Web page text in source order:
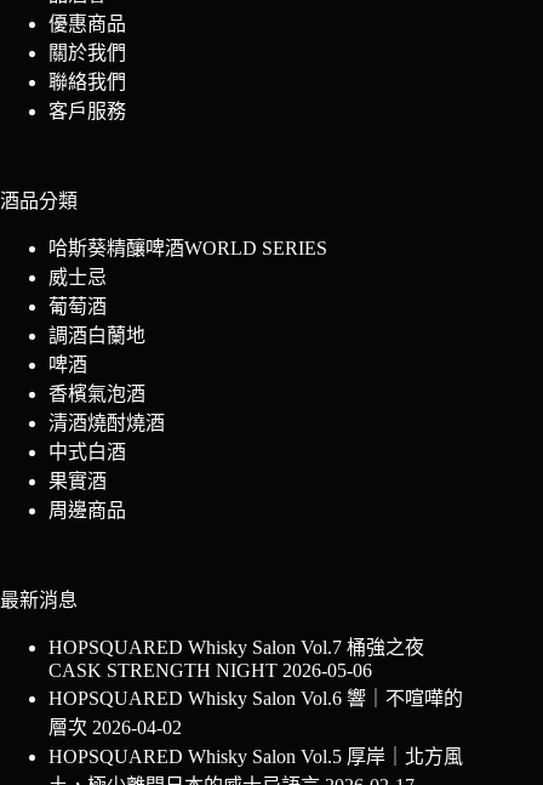
優惠商品
關於我們
聯絡我們
客戶服務
酒品分類
哈斯葵精釀啤酒WORLD SERIES
威士忌
葡萄酒
調酒白蘭地
啤酒
香檳氣泡酒
清酒燒酎燒酒
中式白酒
果實酒
周邊商品
最新消息
HOPSQUARED Whisky Salon Vol.7 桶強之夜
CASK STRENGTH NIGHT 2026-05-06
HOPSQUARED Whisky Salon Vol.6 響｜不喧嘩的
層次 2026-04-02
HOPSQUARED Whisky Salon Vol.5 厚岸｜北方風